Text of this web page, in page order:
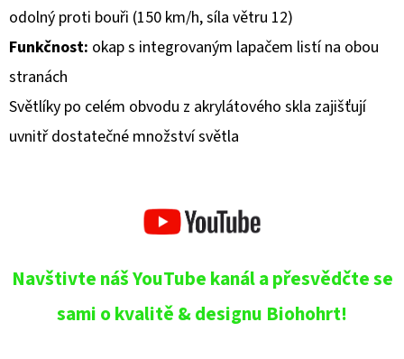
odolný proti bouři (150 km/h, síla větru 12)
Funkčnost: okap s integrovaným lapačem listí na obou
stranách
Světlíky po celém obvodu z akrylátového skla zajišťují
uvnitř dostatečné množství světla
Navštivte náš YouTube kanál a přesvědčte se
sami o kvalitě & designu Biohohrt!
M
E